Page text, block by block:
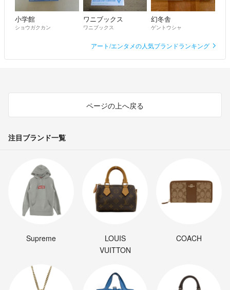
小学館
ショウガクカン
ワニブックス
ワニブックス
幻冬舎
ゲントウシャ
アート/エンタメの人気ブランドランキング
ページの上へ戻る
注目ブランド一覧
Supreme
LOUIS
VUITTON
COACH